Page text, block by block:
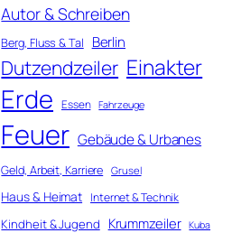
Autor & Schreiben
Berg, Fluss & Tal Berlin
Dutzendzeiler Einakter
Erde Essen Fahrzeuge
Feuer Gebäude & Urbanes
Geld, Arbeit, Karriere Grusel
Haus & Heimat Internet & Technik
Kindheit & Jugend Krummzeiler Kuba